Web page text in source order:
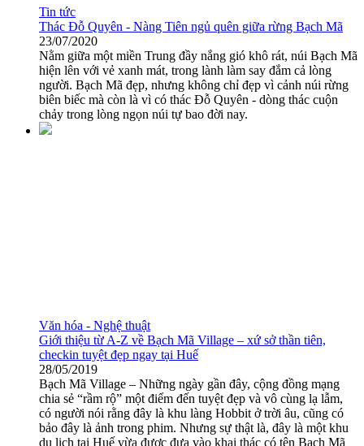
Tin tức
Thác Đỗ Quyên - Nàng Tiên ngủ quên giữa rừng Bạch Mã
23/07/2020
Nằm giữa một miền Trung đầy nắng gió khô rát, núi Bạch Mã
hiện lên với vẻ xanh mát, trong lành làm say đắm cả lòng
người. Bạch Mã đẹp, nhưng không chỉ đẹp vì cảnh núi rừng
biên biếc mà còn là vì có thác Đỗ Quyên - dòng thác cuộn
chảy trong lòng ngọn núi tự bao đời nay.
Văn hóa - Nghệ thuật
Giới thiệu từ A-Z về Bạch Mã Village – xứ sở thần tiên,
checkin tuyệt đẹp ngay tại Huế
28/05/2019
Bạch Mã Village – Những ngày gần đây, cộng đồng mạng
chia sẻ “rầm rộ” một điểm đến tuyệt đẹp và vô cùng lạ lẫm,
có người nói rằng đây là khu làng Hobbit ở trời âu, cũng có
bảo đây là ảnh trong phim. Nhưng sự thật là, đây là một khu
du lịch tại Huế vừa được đưa vào khai thác có tên Bạch Mã